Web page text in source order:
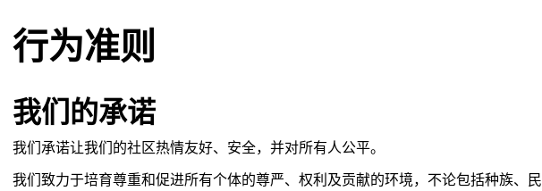
行为准则
我们的承诺
我们承诺让我们的社区热情友好、安全，并对所有人公平。
我们致力于培育尊重和促进所有个体的尊严、权利及贡献的环境，不论包括种族、